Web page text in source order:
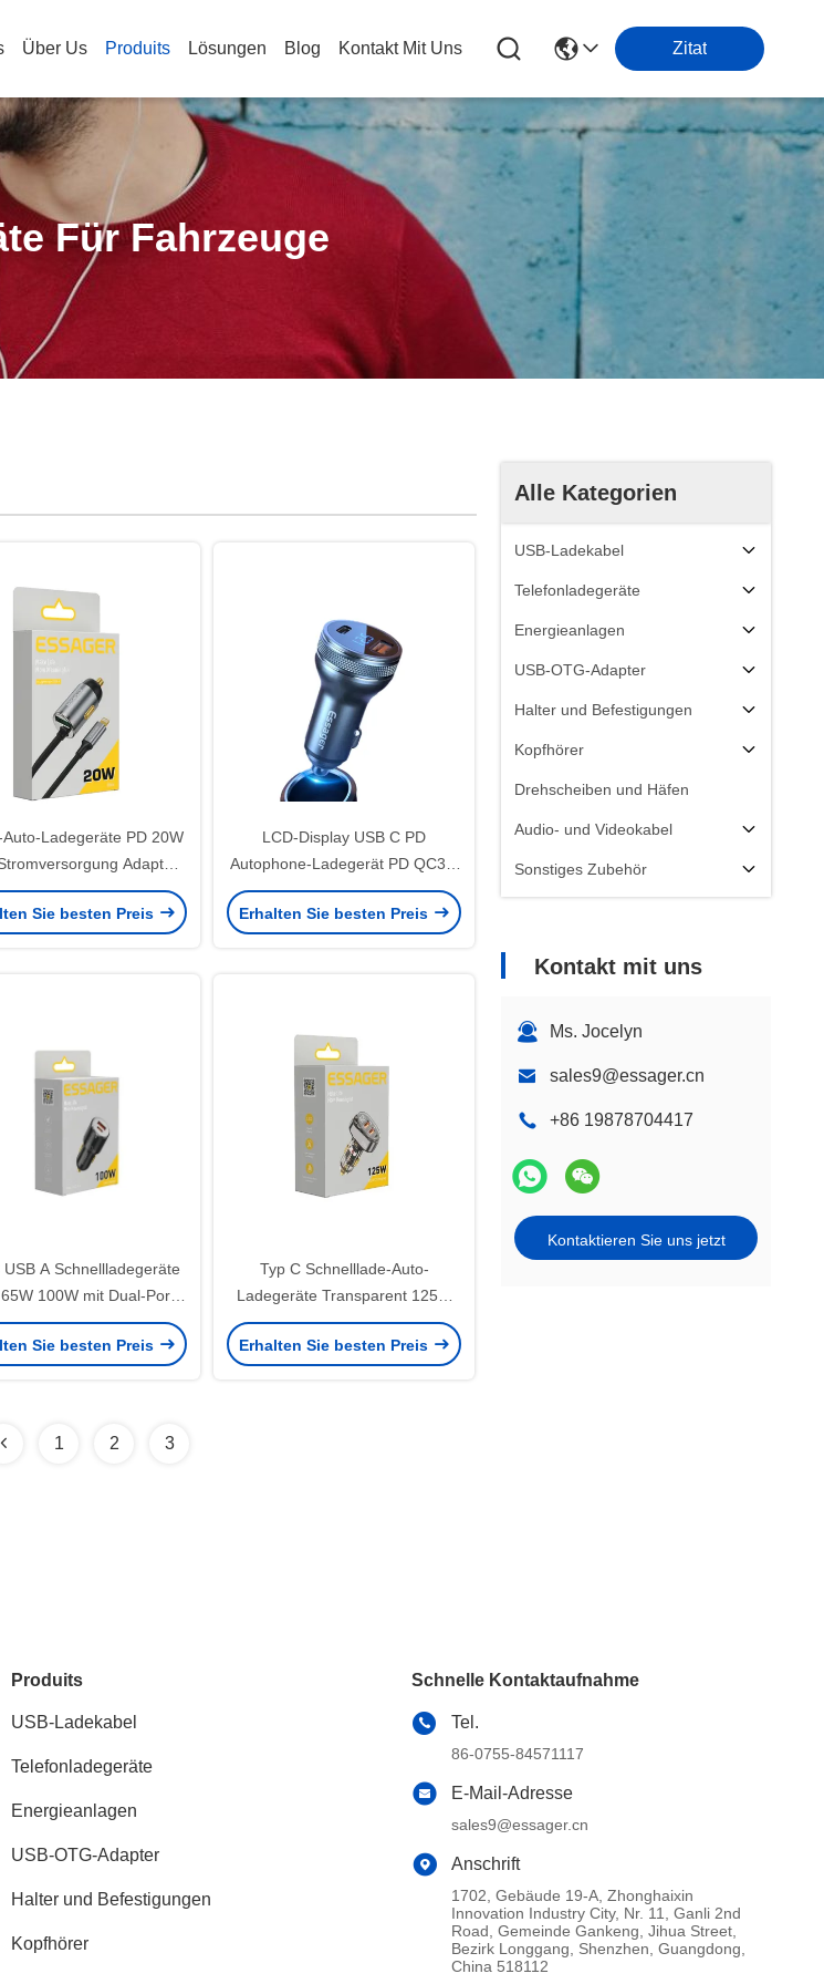
Über Us Produits Lösungen Blog Kontakt Mit Uns Zitat
Für Fahrzeuge
Alle Kategorien
USB-Ladekabel
Telefonladegeräte
Energieanlagen
USB-OTG-Adapter
Halter und Befestigungen
Kopfhörer
Drehscheiben und Häfen
Audio- und Videokabel
Sonstiges Zubehör
Kontakt mit uns
Ms. Jocelyn
sales9@essager.cn
+86 19878704417
Kontaktieren Sie uns jetzt
Auto-Ladegeräte PD 20W
Adapter
mit 1,5m Kabel
Sie besten Preis
LCD-Display USB C PD
Autophone-Ladegerät PD QC3.0
Schnellladung 36W
Erhalten Sie besten Preis
USB A Schnellladegeräte
100W mit Dual-Port
ABS Material
Sie besten Preis
Typ C Schnelllade-Auto-
Ladegeräte Transparent 125W
mit Digital Display 2 USB
Erhalten Sie besten Preis
1 2 3
Produits
USB-Ladekabel
Telefonladegeräte
Energieanlagen
USB-OTG-Adapter
Halter und Befestigungen
Kopfhörer
Schnelle Kontaktaufnahme
Tel.
86-0755-84571117
E-Mail-Adresse
sales9@essager.cn
Anschrift
1702, Gebäude 19-A, Zhonghaixin
Innovation Industry City, Nr. 11, Ganli 2nd
Road, Gemeinde Gankeng, Jihua Street,
Bezirk Longgang, Shenzhen, Guangdong,
China 518112